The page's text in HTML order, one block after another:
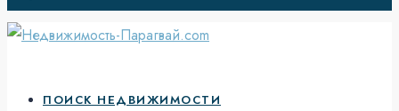
ПОИСК НЕДВИЖИМОСТИ